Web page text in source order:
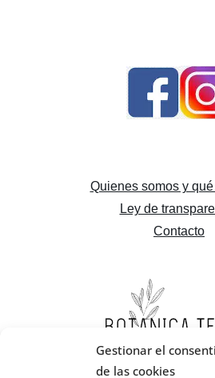
Gestionar el
de las cookies
Quienes somos y
Ley de
Contacto